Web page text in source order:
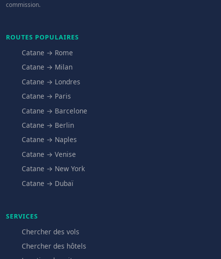
commission.
ROUTES POPULAIRES
Catane → Rome
Catane → Milan
Catane → Londres
Catane → Paris
Catane → Barcelone
Catane → Berlin
Catane → Naples
Catane → Venise
Catane → New York
Catane → Dubaï
SERVICES
Chercher des vols
Chercher des hôtels